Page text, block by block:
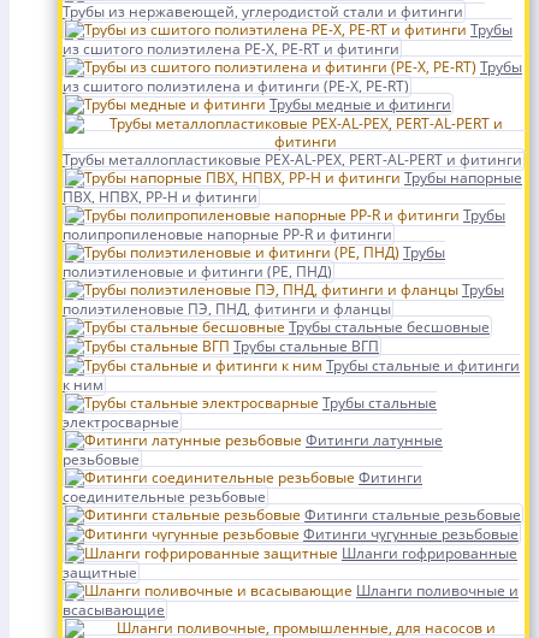
Трубы из нержавеющей, углеродистой стали и фитинги
Трубы
из сшитого полиэтилена PE-X, PE-RT и фитинги
Трубы
из сшитого полиэтилена и фитинги (PE-X, PE-RT)
Трубы медные и фитинги
Трубы металлопластиковые PEX-AL-PEX, PERT-AL-PERT и фитинги
Трубы напорные
ПВХ, НПВХ, PP-H и фитинги
Трубы
полипропиленовые напорные PP-R и фитинги
Трубы
полиэтиленовые и фитинги (PE, ПНД)
Трубы
полиэтиленовые ПЭ, ПНД, фитинги и фланцы
Трубы стальные бесшовные
Трубы стальные ВГП
Трубы стальные и фитинги
к ним
Трубы стальные
электросварные
Фитинги латунные
резьбовые
Фитинги
соединительные резьбовые
Фитинги стальные резьбовые
Фитинги чугунные резьбовые
Шланги гофрированные
защитные
Шланги поливочные и
всасывающие